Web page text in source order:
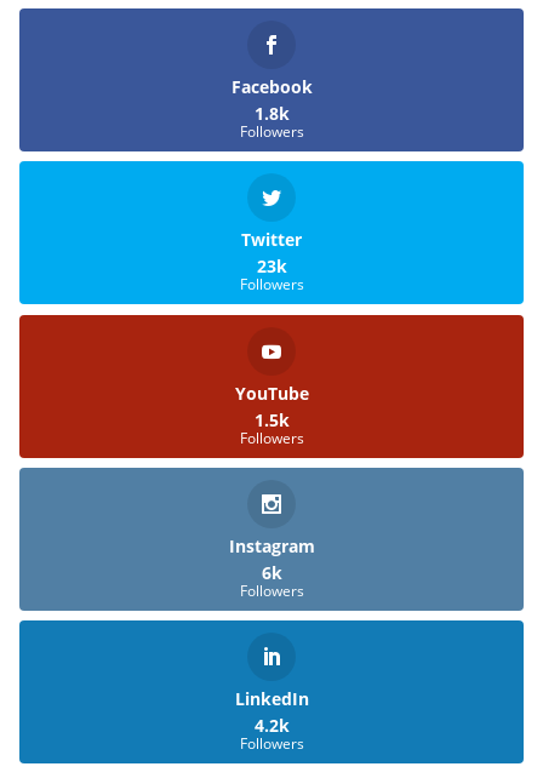
Facebook
1.8k
Followers
Twitter
23k
Followers
YouTube
1.5k
Followers
Instagram
6k
Followers
LinkedIn
4.2k
Followers